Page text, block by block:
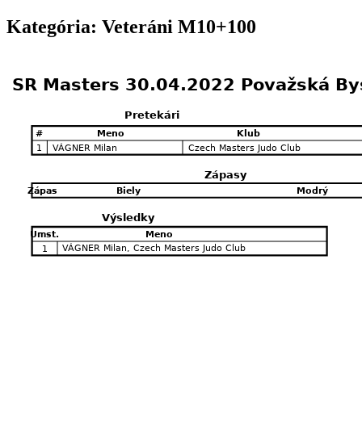
Kategória: Veteráni M10+100